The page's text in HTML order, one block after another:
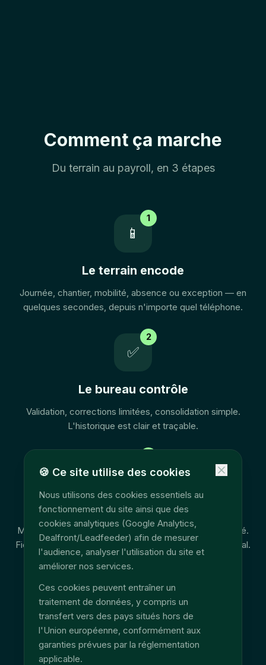
Comment ça marche
Du terrain au payroll, en 3 étapes
📱
1
Le terrain encode
Journée, chantier, mobilité, absence ou exception — en
quelques secondes, depuis n'importe quel téléphone.
✅
2
Le bureau contrôle
Validation, corrections limitées, consolidation simple.
L'historique est clair et traçable.
📊
Export payroll
Moins de ressaisie, moins d'erreurs, meilleure traçabilité.
Fichier propre pour votre comptable ou secrétariat social.
🍪 Ce site utilise des cookies
Nous utilisons des cookies essentiels au
fonctionnement du site ainsi que des
cookies analytiques (Google Analytics,
Dealfront/Leadfeeder) afin de mesurer
l'audience, analyser l'utilisation du site et
améliorer nos services.
Ces cookies peuvent entraîner un
traitement de données, y compris un
transfert vers des pays situés hors de
l'Union européenne, conformément aux
garanties prévues par la réglementation
applicable.